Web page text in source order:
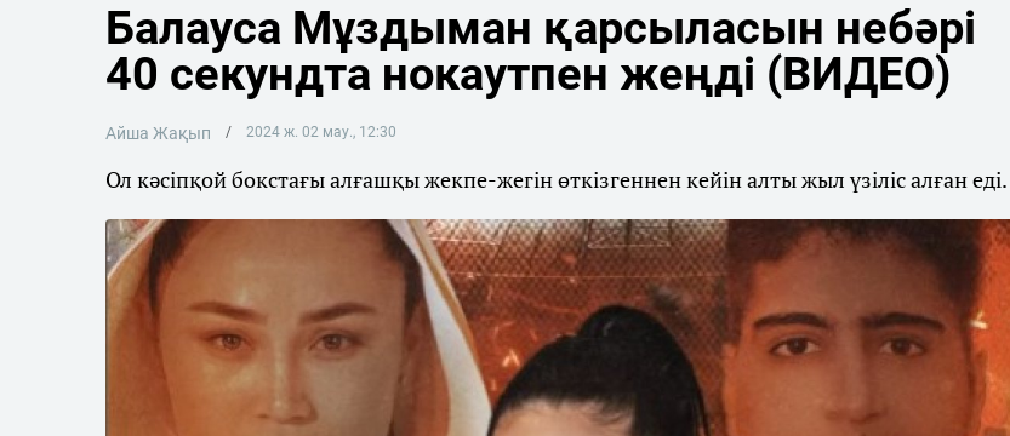
Балауса Мұздыман қарсыласын небәрі
40 секундта нокаутпен жеңді (ВИДЕО)
Айша Жақып 2024 ж. 02 мау., 12:30
Ол кәсіпқой бокстағы алғашқы жекпе-жегін өткізгеннен кейін алты жыл үзіліс алған еді.